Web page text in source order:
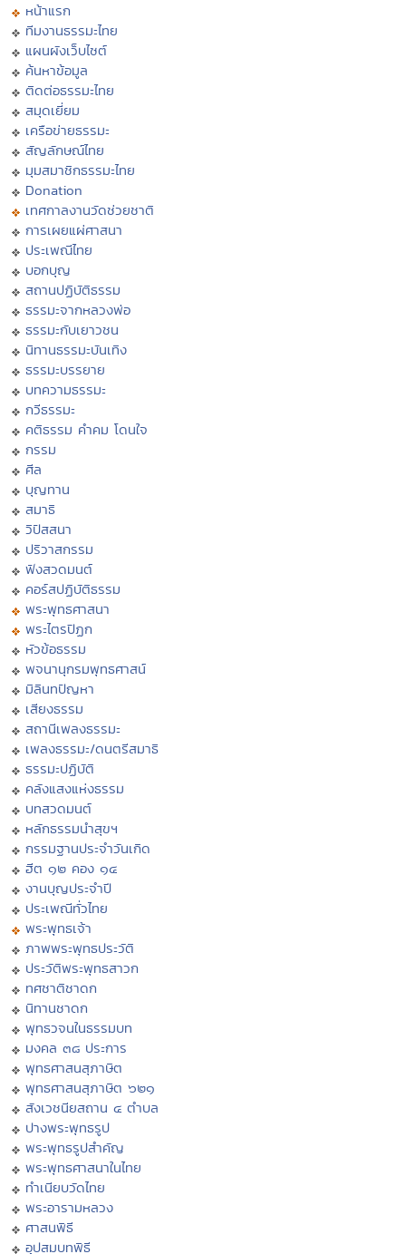
หน้าแรก
ทีมงานธรรมะไทย
แผนผังเว็บไซต์
ค้นหาข้อมูล
ติดต่อธรรมะไทย
สมุดเยี่ยม
เครือข่ายธรรมะ
สัญลักษณ์ไทย
มุมสมาชิกธรรมะไทย
Donation
เทศกาลงานวัดช่วยชาติ
การเผยแผ่ศาสนา
ประเพณีไทย
บอกบุญ
สถานปฏิบัติธรรม
ธรรมะจากหลวงพ่อ
ธรรมะกับเยาวชน
นิทานธรรมะบันเทิง
ธรรมะบรรยาย
บทความธรรมะ
กวีธรรมะ
คติธรรม คำคม โดนใจ
กรรม
ศีล
บุญทาน
สมาธิ
วิปัสสนา
ปริวาสกรรม
ฟังสวดมนต์
คอร์สปฏิบัติธรรม
พระพุทธศาสนา
พระไตรปิฏก
หัวข้อธรรม
พจนานุกรมพุทธศาสน์
มิลินทปัญหา
เสียงธรรม
สถานีเพลงธรรมะ
เพลงธรรมะ/ดนตรีสมาธิ
ธรรมะปฏิบัติ
คลังแสงแห่งธรรม
บทสวดมนต์
หลักธรรมนำสุขฯ
กรรมฐานประจำวันเกิด
ฮีต ๑๒ คอง ๑๔
งานบุญประจำปี
ประเพณีทั่วไทย
พระพุทธเจ้า
ภาพพระพุทธประวัติ
ประวัติพระพุทธสาวก
ทศชาติชาดก
นิทานชาดก
พุทธวจนในธรรมบท
มงคล ๓๘ ประการ
พุทธศาสนสุภาษิต
พุทธศาสนสุภาษิต ๖๒๑
สังเวชนียสถาน ๔ ตำบล
ปางพระพุทธรูป
พระพุทธรูปสำคัญ
พระพุทธศาสนาในไทย
ทำเนียบวัดไทย
พระอารามหลวง
ศาสนพิธี
อุปสมบทพิธี